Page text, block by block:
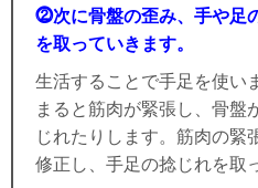
⓶次に骨盤の歪み、手や足
を取っていきます。
生活することで手足を使い
まると筋肉が緊張し、骨盤
じれたりします。筋肉の緊
修正し、手足の捻じれを取